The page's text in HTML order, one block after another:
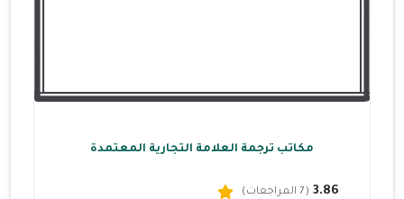
مكاتب ترجمة العلامة التجارية المعتمدة
3.86 (7 المراجعات)